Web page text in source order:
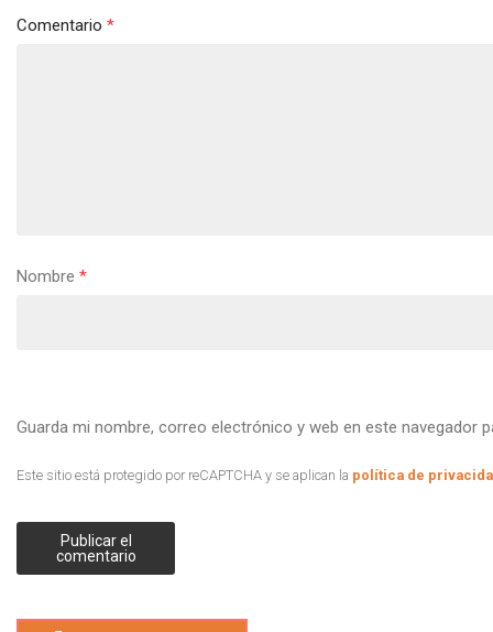
Comentario *
Nombre *
Guarda mi nombre, correo electrónico y web en este navegador
Este sitio está protegido por reCAPTCHA y se aplican la política de